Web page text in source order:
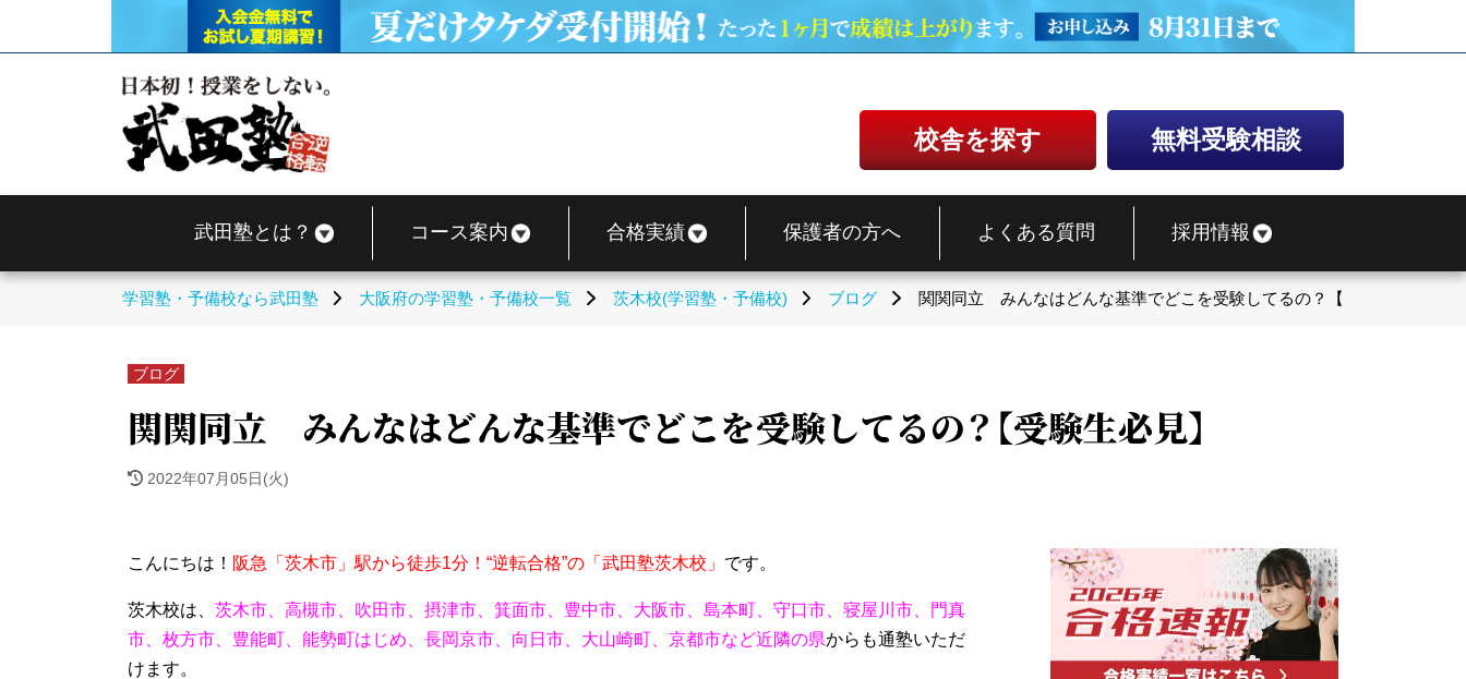
校舎を探す 無料受験相談
武田塾とは？ コース案内 合格実績 保護者の方へ よくある質問 採用情報
学習塾・予備校なら武田塾 大阪府の学習塾・予備校一覧 茨木校(学習塾・予備校) ブログ 関関同立 みんなはどんな基準でどこを受験してるの？【受験生必見】
ブログ
関関同立 みんなはどんな基準でどこを受験してるの？【受験生必見】
2022年07月05日(火)
こんにちは！ 阪急「茨木市」駅から徒歩1分！“逆転合格”の「武田塾茨木校」 です。
茨木校は、 茨木市、高槻市、吹田市、摂津市、箕面市、豊中市、大阪市、島本町、守口市、寝屋川市、門真
市、枚方市、豊能町、能勢町はじめ、長岡京市、向日市、大山崎町、京都市など近隣の県からも通塾いただ
けます。